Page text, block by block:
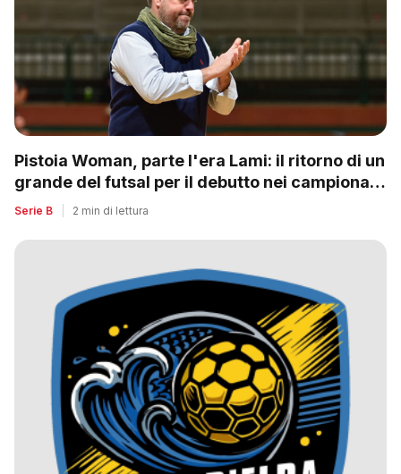
Pistoia Woman, parte l'era Lami: il ritorno di un
grande del futsal per il debutto nei campionati
nazionali
Serie B 2 min di lettura